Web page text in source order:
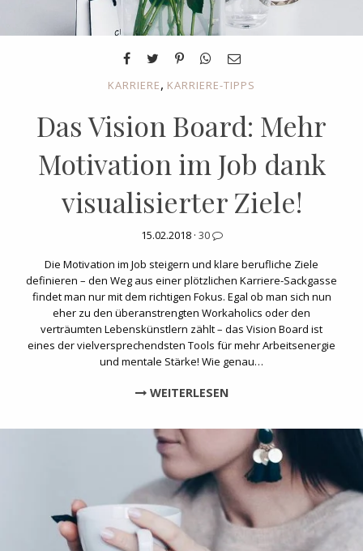
KARRIERE, KARRIERE-TIPPS
Das Vision Board: Mehr
Motivation im Job dank
visualisierter Ziele!
15.02.2018 · 30
Die Motivation im Job steigern und klare berufliche Ziele
definieren – den Weg aus einer plötzlichen Karriere-Sackgasse
findet man nur mit dem richtigen Fokus. Egal ob man sich nun
eher zu den überanstrengten Workaholics oder den
verträumten Lebenskünstlern zählt – das Vision Board ist
eines der vielversprechendsten Tools für mehr Arbeitsenergie
und mentale Stärke! Wie genau…
WEITERLESEN